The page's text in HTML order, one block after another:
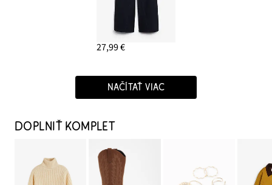
27,99 €
NAČÍTAŤ VIAC
DOPLNIŤ KOMPLET